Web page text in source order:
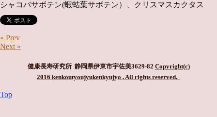
シャコバサボテン(蝦蛄葉サボテン）、クリスマスカクタス
« Prev
Next »
健康長寿研究所 静岡県伊東市宇佐美3629-82 Copyright(c)
2016 kenkoutyoujyukenkyujyo . All rights reserved.
Top